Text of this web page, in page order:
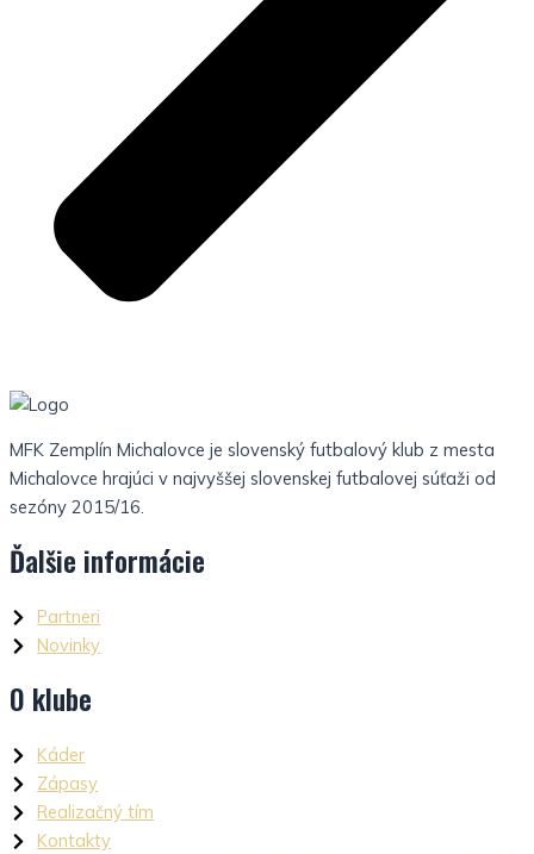
MFK Zemplín Michalovce je slovenský futbalový klub z mesta
Michalovce hrajúci v najvyššej slovenskej futbalovej súťaži od
sezóny 2015/16.
Ďalšie informácie
Partneri
Novinky
O klube
Káder
Zápasy
Realizačný tím
Kontakty